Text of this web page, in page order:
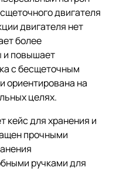
двигателя
двигателя нет
более
и повышает
с бесщеточным
ориентирована на
целях.
кейс для хранения и
прочными
ручками для